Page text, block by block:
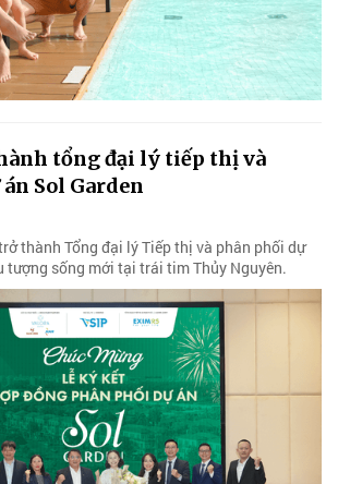
tổng đại lý tiếp thị và
Sol Garden
thành Tổng đại lý Tiếp thị và phân phối dự
tượng sống mới tại trái tim Thủy Nguyên.